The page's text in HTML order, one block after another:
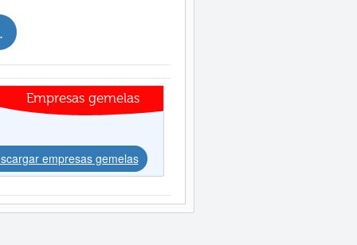
Empresas gemelas
empresas gemelas